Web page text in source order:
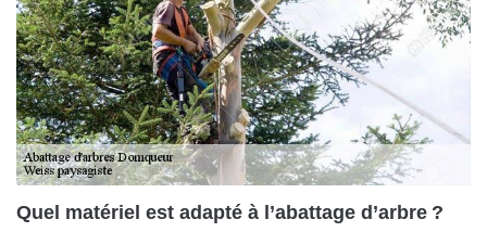
Quel matériel est adapté à l’abattage d’arbre ?